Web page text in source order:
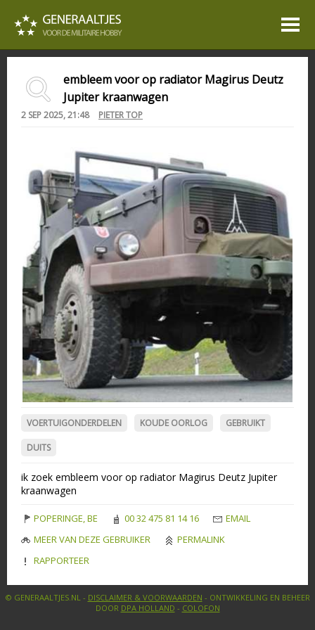
embleem voor op radiator Magirus Deutz
Jupiter kraanwagen
2 SEP 2025, 21:48 PIETER TOP
VOERTUIGONDERDELEN KOUDE OORLOG GEBRUIKT
DUITS
ik zoek embleem voor op radiator Magirus Deutz Jupiter
kraanwagen
POPERINGE, BE 00 32 475 81 14 16
EMAIL
MEER VAN DEZE GEBRUIKER
PERMALINK
RAPPORTEER
© GENERAALTJES.NL - DISCLAIMER & VOORWAARDEN - ONTWIKKELING EN BEHEER
DOOR DPA HOLLAND - COLOFON